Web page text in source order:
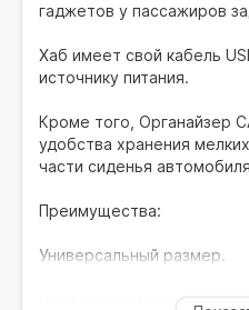
гаджетов у пассажиров
Хаб имеет свой кабель
источнику питания.
Кроме того, Органайзер
удобства хранения
части сиденья
Преимущества:
Универсальный размер.
Многофункциональные